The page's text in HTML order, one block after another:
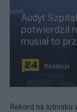
Audyt
potwierdził
musiał to
Redakcja
Rekord na lotnisku